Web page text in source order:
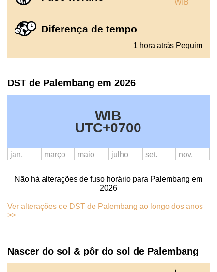
WIB
Diferença de tempo
1 hora atrás Pequim
DST de Palembang em 2026
WIB
UTC+0700
jan. março maio julho set. nov.
Não há alterações de fuso horário para Palembang em
2026
Ver alterações de DST de Palembang ao longo dos anos
>>
Nascer do sol & pôr do sol de Palembang